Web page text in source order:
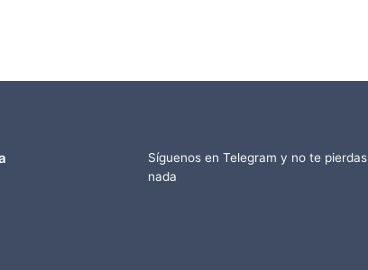
Síguenos en Telegram y no te pierdas
nada